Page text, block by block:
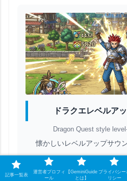
ドラクエレベルア
Dragon Quest style
懐かしいレベルアップサウ
記事一覧表
運営者プロフィ
ール
【GeminiGuide
とは】
プライバシー
リシー